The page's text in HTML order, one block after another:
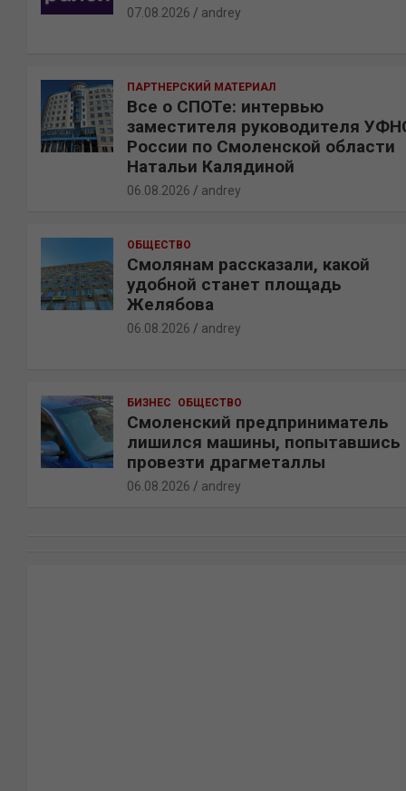
07.08.2026 andrey
ПАРТНЕРСКИЙ МАТЕРИАЛ
Все о СПОТе: интервью
заместителя руководителя
России по Смоленской области
Натальи Калядиной
06.08.2026 andrey
ОБЩЕСТВО
Смолянам рассказали, какой
удобной станет площадь
Желябова
06.08.2026 andrey
БИЗНЕС ОБЩЕСТВО
Смоленский предприниматель
лишился машины, попытавшись
провезти драгметаллы
06.08.2026 andrey